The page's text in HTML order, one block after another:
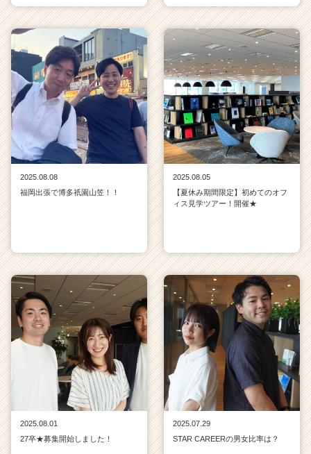
2025.08.08
福岡出張で博多祇園山笠！！
2025.08.05
【夏休み期間限定】初めてのオフ
ィス見学ツアー！開催★
2025.08.01
27卒★募集開始しました！
2025.07.29
STAR CAREERの男女比率は？